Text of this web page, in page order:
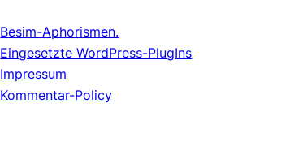
Besim-Aphorismen.
Eingesetzte WordPress-PlugIns
Impressum
Kommentar-Policy